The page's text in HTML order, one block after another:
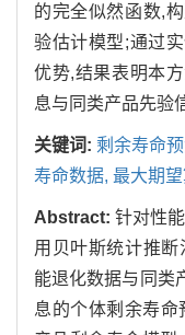
的完全似然函数,
验估计模型;通过
优势,结果表明本
息与同类产品先验
关键词:剩余寿命
寿命数据, 最大期
Abstract:针对性
用贝叶斯统计推
能退化数据与同类
息的个体剩余寿命